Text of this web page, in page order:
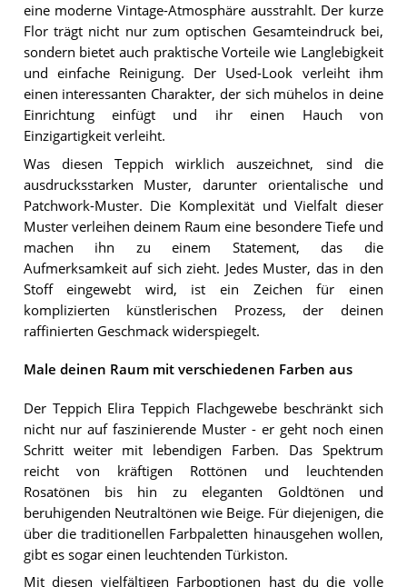
eine moderne Vintage-Atmosphäre ausstrahlt. Der kurze
Flor trägt nicht nur zum optischen Gesamteindruck bei,
sondern bietet auch praktische Vorteile wie Langlebigkeit
und einfache Reinigung. Der Used-Look verleiht ihm
einen interessanten Charakter, der sich mühelos in deine
Einrichtung einfügt und ihr einen Hauch von
Einzigartigkeit verleiht.
Was diesen Teppich wirklich auszeichnet, sind die
ausdrucksstarken Muster, darunter orientalische und
Patchwork-Muster. Die Komplexität und Vielfalt dieser
Muster verleihen deinem Raum eine besondere Tiefe und
machen ihn zu einem Statement, das die
Aufmerksamkeit auf sich zieht. Jedes Muster, das in den
Stoff eingewebt wird, ist ein Zeichen für einen
komplizierten künstlerischen Prozess, der deinen
raffinierten Geschmack widerspiegelt.
Male deinen Raum mit verschiedenen Farben aus
Der Teppich Elira Teppich Flachgewebe beschränkt sich
nicht nur auf faszinierende Muster - er geht noch einen
Schritt weiter mit lebendigen Farben. Das Spektrum
reicht von kräftigen Rottönen und leuchtenden
Rosatönen bis hin zu eleganten Goldtönen und
beruhigenden Neutraltönen wie Beige. Für diejenigen, die
über die traditionellen Farbpaletten hinausgehen wollen,
gibt es sogar einen leuchtenden Türkiston.
Mit diesen vielfältigen Farboptionen hast du die volle